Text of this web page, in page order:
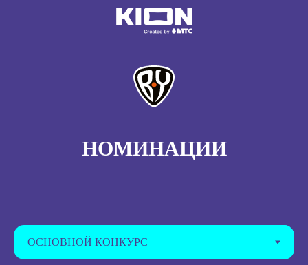
НОМИНАЦИИ